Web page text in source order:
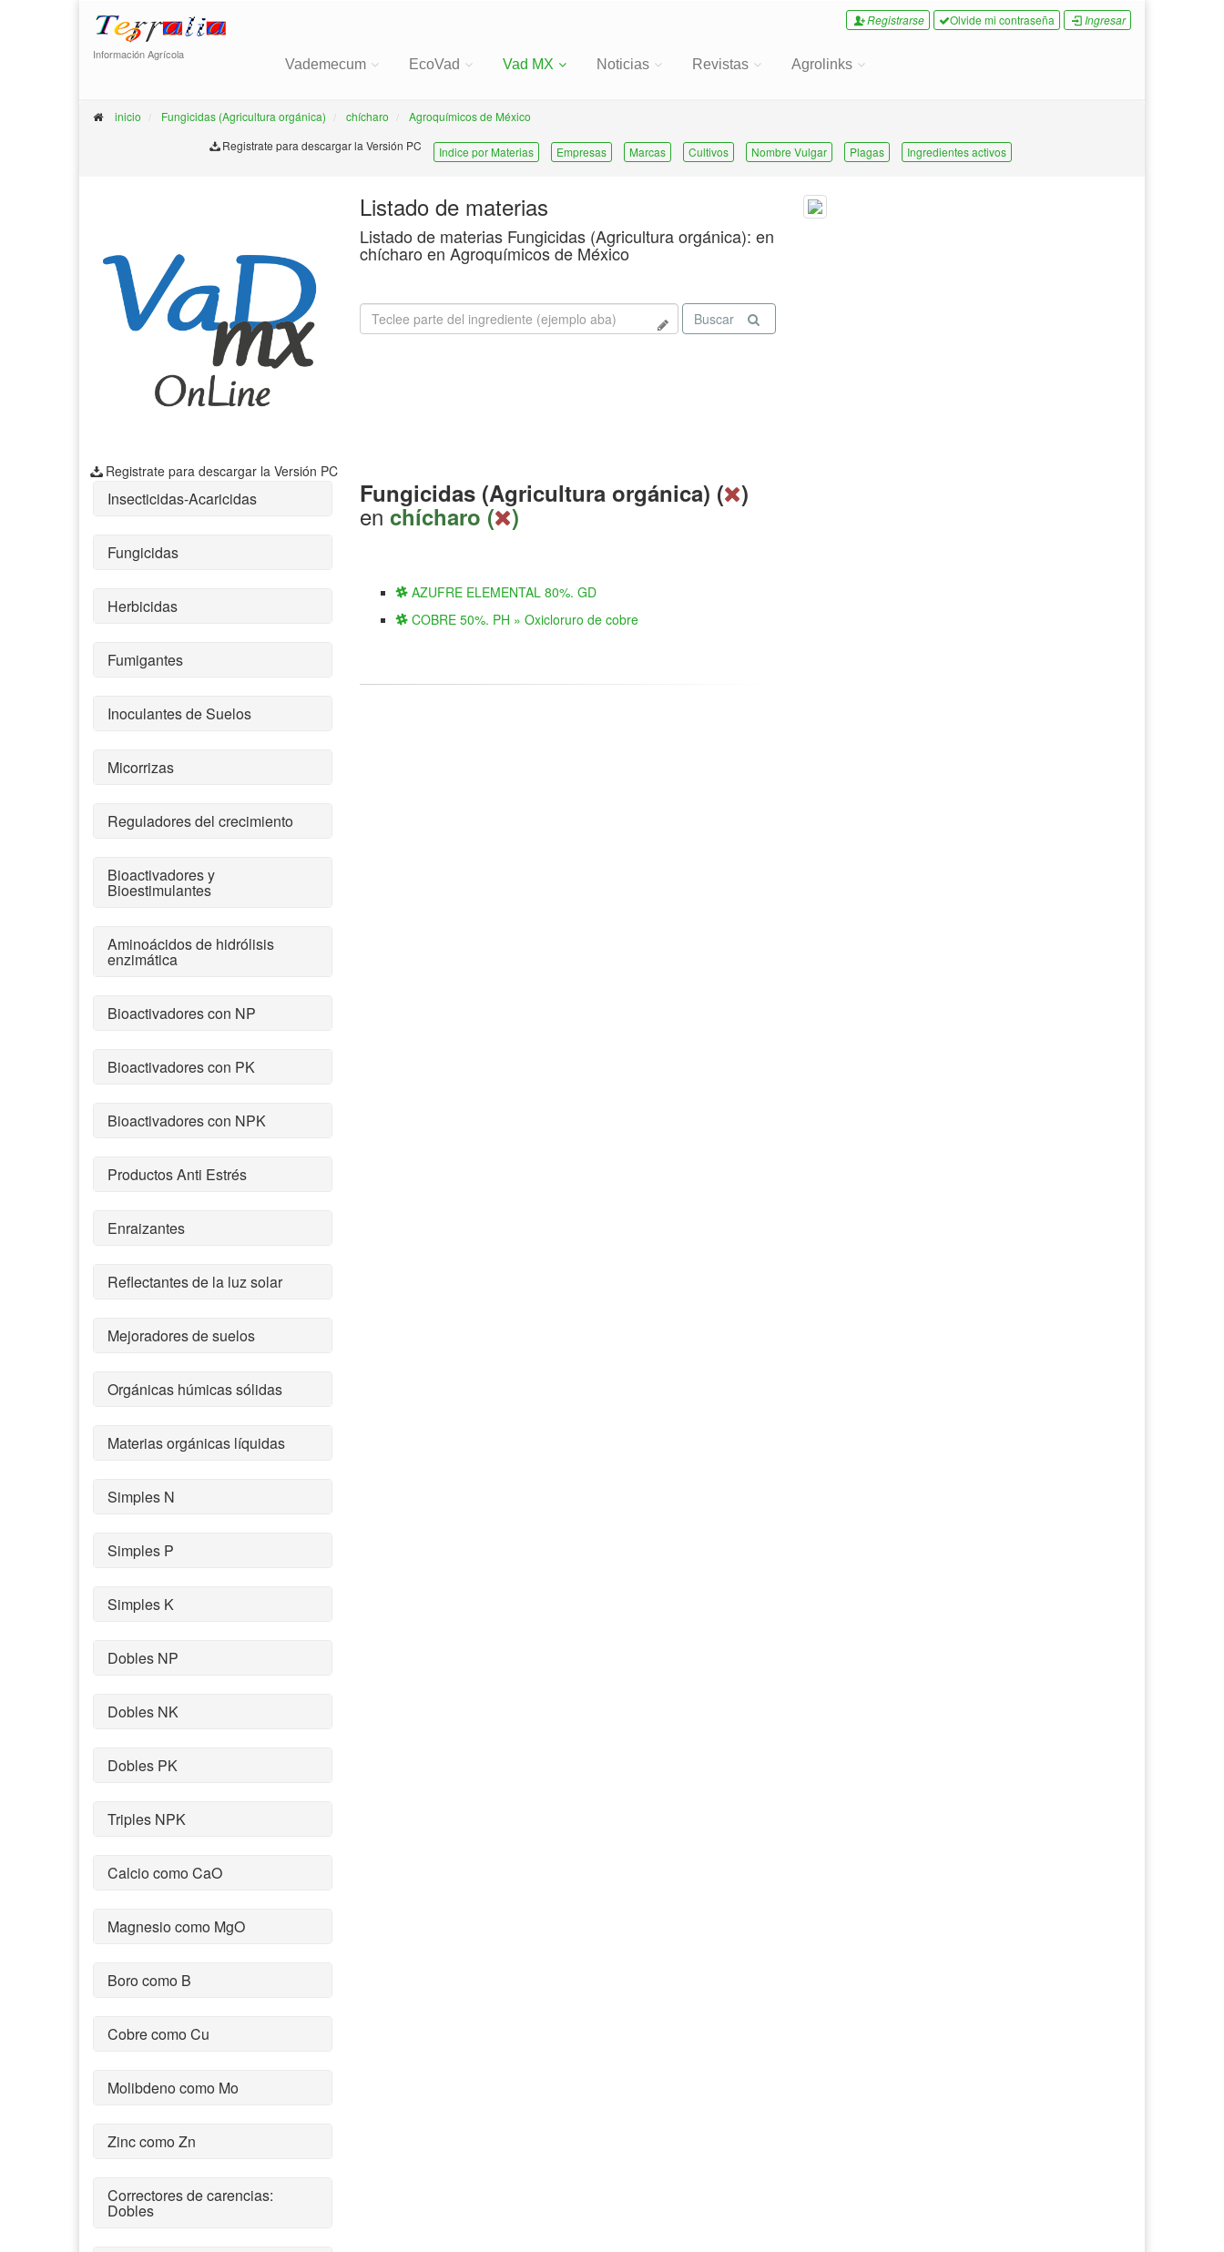
Información Agrícola
Registrarse Olvide mi contraseña Ingresar
Vademecum EcoVad Vad MX Noticias Revistas Agrolinks
inicio Fungicidas (Agricultura orgánica) chícharo
Agroquímicos de México
Registrate para descargar la Versión PC
Indice por Materias Empresas Marcas Cultivos Nombre Vulgar Plagas Ingredientes activos
Registrate para descargar la Versión PC
Listado de materias
Listado de materias Fungicidas (Agricultura orgánica): en
chícharo en Agroquímicos de México
Buscar
Insecticidas-Acaricidas
Fungicidas
Herbicidas
Fumigantes
Inoculantes de Suelos
Micorrizas
Reguladores del crecimiento
Bioactivadores y
Bioestimulantes
Aminoácidos de hidrólisis
enzimática
Bioactivadores con NP
Bioactivadores con PK
Bioactivadores con NPK
Productos Anti Estrés
Enraizantes
Reflectantes de la luz solar
Mejoradores de suelos
Orgánicas húmicas sólidas
Materias orgánicas líquidas
Simples N
Simples P
Simples K
Dobles NP
Dobles NK
Dobles PK
Triples NPK
Calcio como CaO
Magnesio como MgO
Boro como B
Cobre como Cu
Molibdeno como Mo
Zinc como Zn
Correctores de carencias:
Dobles
Fungicidas (Agricultura orgánica) ( )
en chícharo ( )
AZUFRE ELEMENTAL 80%. GD
COBRE 50%. PH » Oxicloruro de cobre